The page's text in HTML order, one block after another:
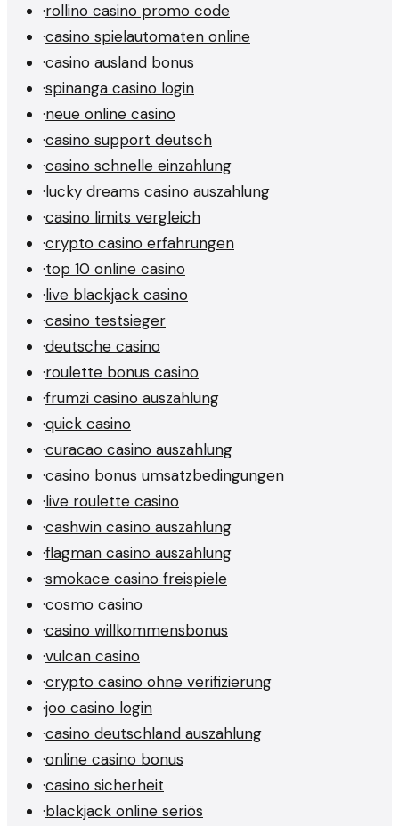
·rollino casino promo code
·casino spielautomaten online
·casino ausland bonus
·spinanga casino login
·neue online casino
·casino support deutsch
·casino schnelle einzahlung
·lucky dreams casino auszahlung
·casino limits vergleich
·crypto casino erfahrungen
·top 10 online casino
·live blackjack casino
·casino testsieger
·deutsche casino
·roulette bonus casino
·frumzi casino auszahlung
·quick casino
·curacao casino auszahlung
·casino bonus umsatzbedingungen
·live roulette casino
·cashwin casino auszahlung
·flagman casino auszahlung
·smokace casino freispiele
·cosmo casino
·casino willkommensbonus
·vulcan casino
·crypto casino ohne verifizierung
·joo casino login
·casino deutschland auszahlung
·online casino bonus
·casino sicherheit
·blackjack online seriös